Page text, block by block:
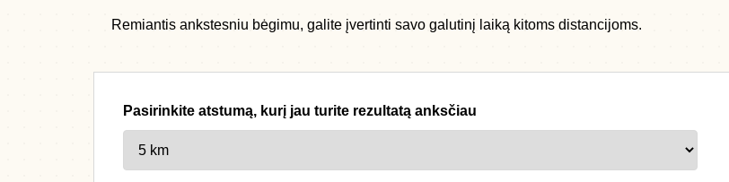
Remiantis ankstesniu bėgimu, galite įvertinti savo galutinį laiką kitoms distancijoms.
Pasirinkite atstumą, kurį jau turite rezultatą anksčiau